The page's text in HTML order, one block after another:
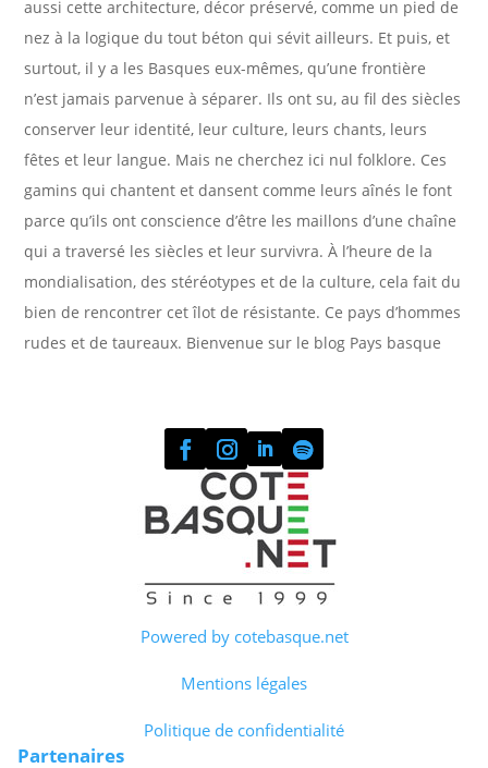
aussi cette architecture, décor préservé, comme un pied de
nez à la logique du tout béton qui sévit ailleurs. Et puis, et
surtout, il y a les Basques eux-mêmes, qu’une frontière
n’est jamais parvenue à séparer. Ils ont su, au fil des siècles
conserver leur identité, leur culture, leurs chants, leurs
fêtes et leur langue. Mais ne cherchez ici nul folklore. Ces
gamins qui chantent et dansent comme leurs aînés le font
parce qu’ils ont conscience d’être les maillons d’une chaîne
qui a traversé les siècles et leur survivra. À l’heure de la
mondialisation, des stéréotypes et de la culture, cela fait du
bien de rencontrer cet îlot de résistante. Ce pays d’hommes
rudes et de taureaux. Bienvenue sur le blog Pays basque
Powered by cotebasque.net
Mentions légales
Politique de confidentialité
Partenaires